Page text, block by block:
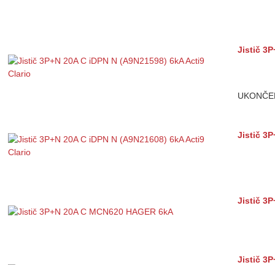
Jistič
Jistič
Jistič
Jistič